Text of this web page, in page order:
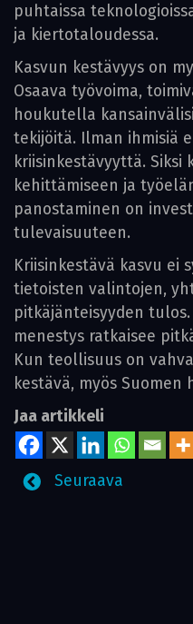
puhtaissa
ja kiertotaloudessa.
Kasvun kestävyys on
Osaava työvoima,
houkutella
tekijöitä. Ilman ihmisiä
kriisinkestävyyttä. Siksi
kehittämiseen ja
panostaminen on
tulevaisuuteen.
Kriisinkestävä kasvu ei
tietoisten valintojen,
pitkäjänteisyyden
menestys ratkaisee
Kun teollisuus on
kestävä, myös
Jaa artikkeli
Seuraava